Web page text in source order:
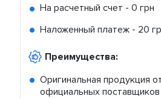
На расчетный счет - 0 грн
Наложенный платеж - 20
Преимущества:
Оригинальная продукция
официальных поставщиков